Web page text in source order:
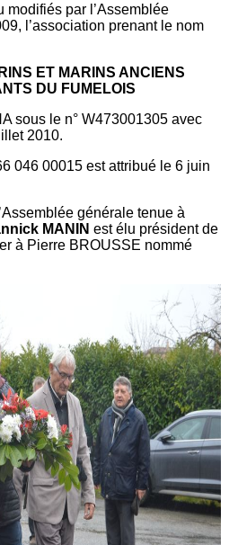
modifiés par l’Assemblée
l’association prenant le nom
ET MARINS ANCIENS
DU FUMELOIS
sous le n° W473001305 avec
2010.
046 00015 est attribué le 6 juin
générale tenue à
MANINest élu président de
à Pierre BROUSSE nommé